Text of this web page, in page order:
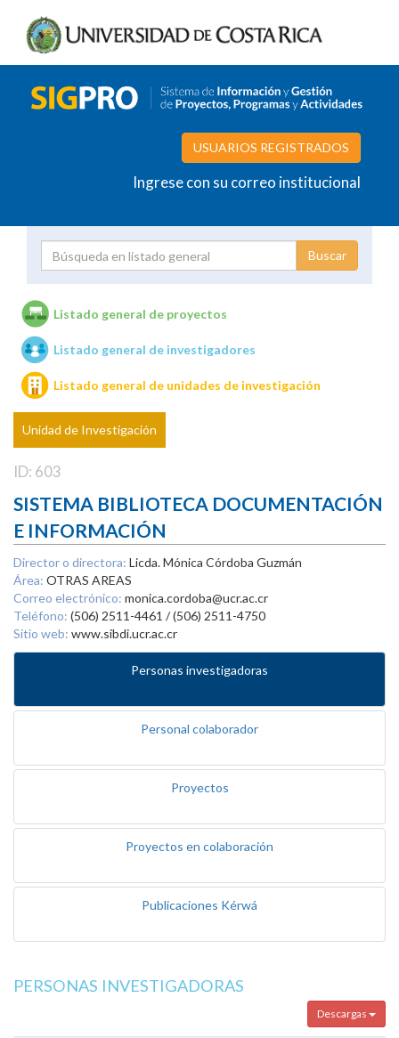
USUARIOS REGISTRADOS
Ingrese con su correo institucional
Unidades de investigación
Listado general de proyectos
Listado general de investigadores
Listado general de unidades de investigación
Unidad de Investigación
ID: 603
SISTEMA BIBLIOTECA DOCUMENTACIÓN
E INFORMACIÓN
Director o directora: Licda. Mónica Córdoba Guzmán
Área: OTRAS AREAS
Correo electrónico: monica.cordoba@ucr.ac.cr
Teléfono: (506) 2511-4461 / (506) 2511-4750
Sitio web: www.sibdi.ucr.ac.cr
Personas investigadoras
Personal colaborador
Proyectos
Proyectos en colaboración
Publicaciones Kérwá
PERSONAS INVESTIGADORAS
Descargas